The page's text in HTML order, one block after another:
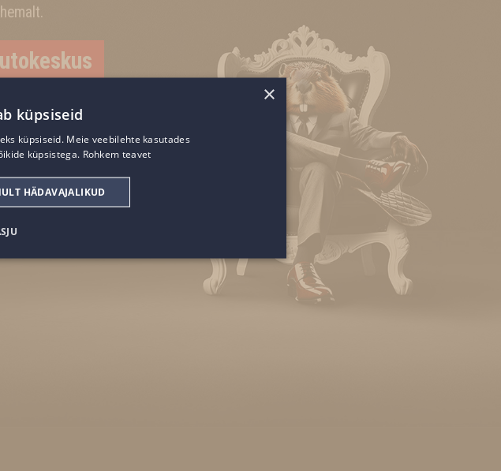
×
küpsiseid
küpsiseid. Meie veebilehte kasutades
küpsistega. Rohkem teavet
HÄDAVAJALIKUD